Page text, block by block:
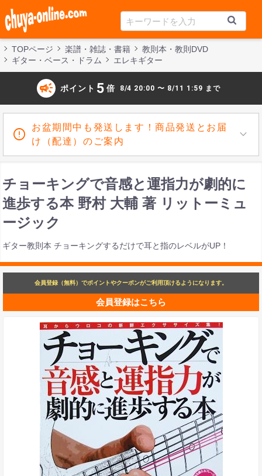
TOPページ 楽譜・雑誌・書籍
教則本・教則DVD
ギター・ベース・ドラム
エレキギター
campaign ポイント 5 倍 8/4 20:00 〜 8/11 1:59 まで
お盆期間中も発送します！商品発送とお届
け（配達）のご案内
チョーキングで音感と運指力が劇的に
進歩する本 野村 大輔 著 リットーミュ
ージック
ギター教則本 チョーキングするだけで耳と指のレベルがUP！
会員登録（無料）でポイントやクーポンがご利用頂けるようになります。
会員登録はこちら